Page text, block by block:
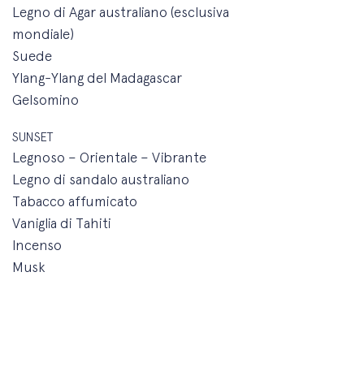
Legno di Agar australiano (esclusiva
mondiale)
Suede
Ylang-Ylang del Madagascar
Gelsomino
SUNSET
Legnoso – Orientale – Vibrante
Legno di sandalo australiano
Tabacco affumicato
Vaniglia di Tahiti
Incenso
Musk